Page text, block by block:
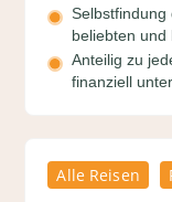
beliebten und
Anteilig zu
finanziell
Alle Reisen